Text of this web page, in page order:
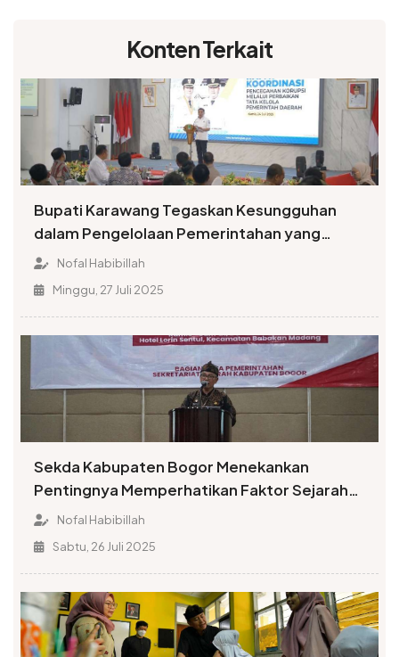
Konten Terkait
Bupati Karawang Tegaskan Kesungguhan
dalam Pengelolaan Pemerintahan yang
Terbuka
Nofal Habibillah
Minggu, 27 Juli 2025
Sekda Kabupaten Bogor Menekankan
Pentingnya Memperhatikan Faktor Sejarah
dalam Penamaan Rupabumi
Nofal Habibillah
Sabtu, 26 Juli 2025